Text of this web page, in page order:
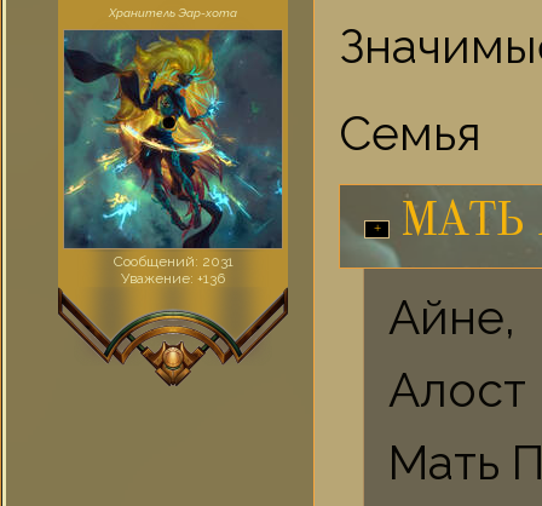
Хранитель Эар-хота
Сообщений: 2031
Уважение: +136
Семья
МАТЬ
Алост
Мать